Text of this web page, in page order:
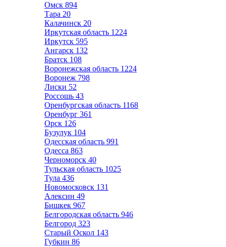
Омск 894
Тара 20
Калачинск 20
Иркутская область 1224
Иркутск 595
Ангарск 132
Братск 108
Воронежская область 1224
Воронеж 798
Лиски 52
Россошь 43
Оренбургская область 1168
Оренбург 361
Орск 126
Бузулук 104
Одесская область 991
Одесса 863
Черноморск 40
Тульская область 1025
Тула 436
Новомосковск 131
Алексин 49
Бишкек 967
Белгородская область 946
Белгород 323
Старый Оскол 143
Губкин 86